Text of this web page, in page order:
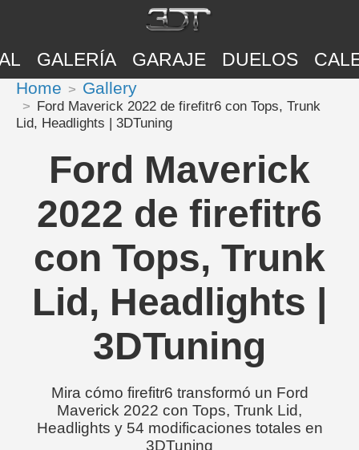
GALERÍA GARAJE DUELOS
Home Gallery
Ford Maverick 2022 de firefitr6 con Tops, Trunk
Lid, Headlights | 3DTuning
Ford Maverick
2022 de firefitr6
con Tops, Trunk
Lid, Headlights |
3DTuning
Mira cómo firefitr6 transformó un Ford
Maverick 2022 con Tops, Trunk Lid,
Headlights y 54 modificaciones totales en
3DTuning